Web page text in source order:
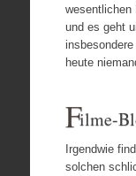
wesentlichen
und es geht
heute
Filme-
Irgendwie
solchen